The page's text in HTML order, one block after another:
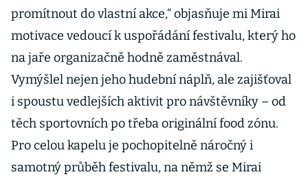
promítnout do vlastní akce,“ objasňuje mi Mirai
motivace vedoucí k uspořádání festivalu, který ho
na jaře organizačně hodně zaměstnával.
Vymýšlel nejen jeho hudební náplň, ale zajišťoval
i spoustu vedlejších aktivit pro návštěvníky – od
těch sportovních po třeba originální food zónu.
Pro celou kapelu je pochopitelně náročný i
samotný průběh festivalu, na němž se Mirai